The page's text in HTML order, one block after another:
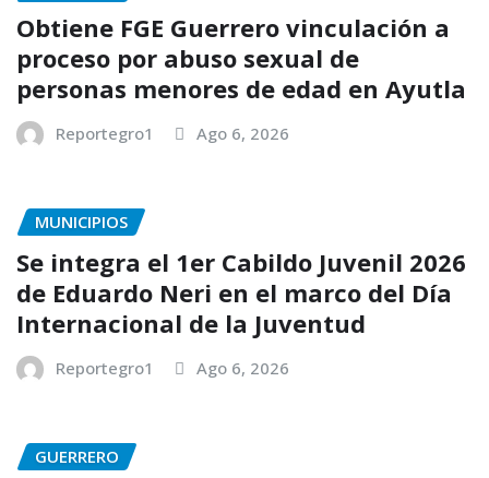
Obtiene FGE Guerrero vinculación a
proceso por abuso sexual de
personas menores de edad en Ayutla
Reportegro1 Ago 6, 2026
MUNICIPIOS
Se integra el 1er Cabildo Juvenil 2026
de Eduardo Neri en el marco del Día
Internacional de la Juventud
Reportegro1 Ago 6, 2026
GUERRERO